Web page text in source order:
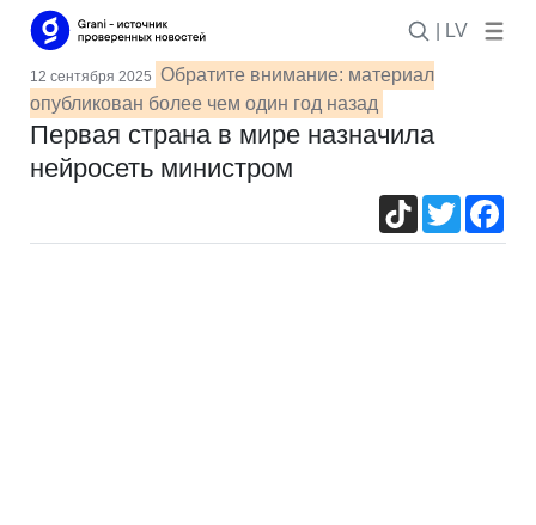
| LV
12 сентября 2025 Обратите внимание: материал
опубликован более чем один год назад
Первая страна в мире назначила
нейросеть министром
TikTokTwitter